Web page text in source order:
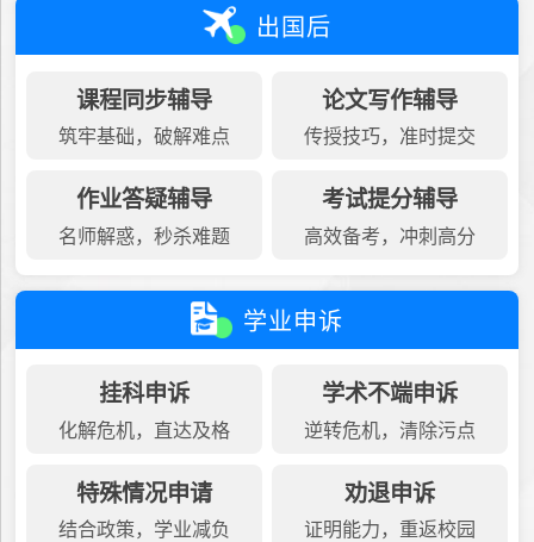
出国后
课程同步辅导
筑牢基础，破解难点
论文写作辅导
传授技巧，准时提交
作业答疑辅导
名师解惑，秒杀难题
考试提分辅导
高效备考，冲刺高分
学业申诉
挂科申诉
化解危机，直达及格
学术不端申诉
逆转危机，清除污点
特殊情况申请
结合政策，学业减负
劝退申诉
证明能力，重返校园